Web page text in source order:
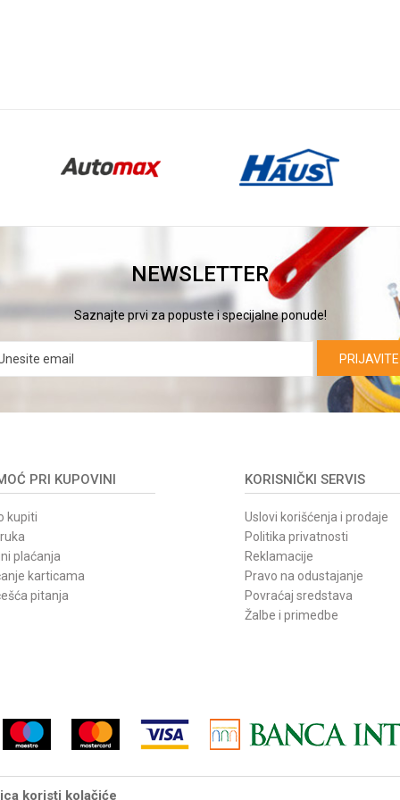
NEWSLETTER
Saznajte prvi za popuste i specijalne ponude!
PRI KUPOVINI
kupiti
plaćanja
karticama
pitanja
KORISNIČKI SERVIS
Uslovi korišćenja i prodaje
Politika privatnosti
Reklamacije
Pravo na odustajanje
Povraćaj sredstava
Žalbe i primedbe
koristi kolačiće